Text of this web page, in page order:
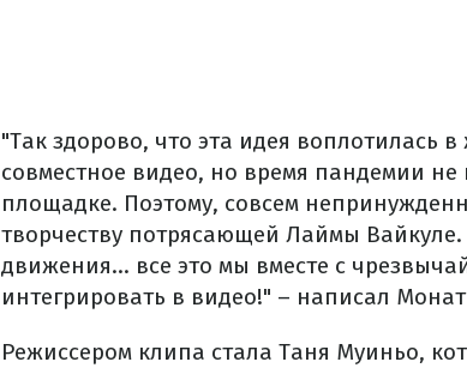
"Так здорово, что эта идея воплотилась
совместное видео, но время пандемии не
площадке. Поэтому, совсем
творчеству потрясающей Лаймы Вайкуле.
движения... все это мы вместе с
интегрировать в видео!" – написал
Режиссером клипа стала Таня Муиньо,